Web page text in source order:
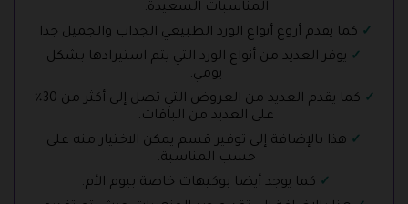
المناسبات السعيدة.
كما يقدم أروع أنواع الورد الطبيعي الجذاب والجميل جدا
يوفر العديد من أنواع الورد التي يتم استيرادها بشكل
يومي.
كما يقدم العديد من العروض التي تصل إلى أكثر من 30٪
على العديد من الباقات.
هذا بالإضافة إلى توفير قسم يمكن الاختيار منه على
حسب المناسبة.
كما يوجد أيضا بوكيهات خاصة بيوم الأم.